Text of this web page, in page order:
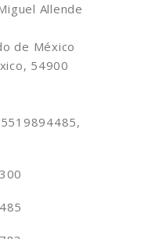
Allende
de México
54900